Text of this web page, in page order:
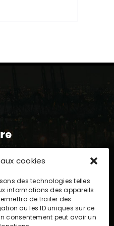
cookies
des technologies telles
informations des appareils.
de traiter des
ou les ID uniques sur ce
consentement peut avoir un